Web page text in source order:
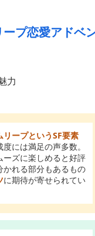
プ恋愛アドベ
力
リープというSF要素
には満足の声多数。
ズに楽しめると好評
かれる部分もあるもの
に期待が寄せられてい